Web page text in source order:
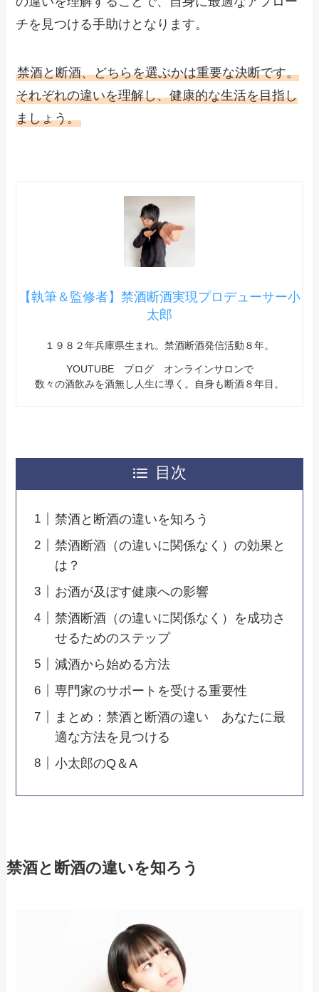
チを見つける手助けとなります。
禁酒と断酒、どちらを選ぶかは重要な決断です。
それぞれの違いを理解し、健康的な生活を目指し
ましょう。
【執筆＆監修者】禁酒断酒実現プロデューサー小
太郎
１９８２年兵庫県生まれ。禁酒断酒発信活動８年。
YOUTUBE ブログ オンラインサロンで
数々の酒飲みを酒無し人生に導く。自身も断酒８年目。
目次
禁酒と断酒の違いを知ろう
禁酒断酒（の違いに関係なく）の効果と
は？
お酒が及ぼす健康への影響
禁酒断酒（の違いに関係なく）を成功さ
せるためのステップ
減酒から始める方法
専門家のサポートを受ける重要性
まとめ：禁酒と断酒の違い あなたに最
適な方法を見つける
小太郎のQ＆A
禁酒と断酒の違いを知ろう